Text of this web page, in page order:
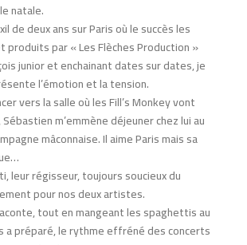
natale.
de deux ans sur Paris où le succès les
par « Les Flèches Production »
junior et enchainant dates sur dates, je
l’émotion et la tension.
vers la salle où les Fill’s Monkey vont
m’emmène déjeuner chez lui au
mâconnaise. Il aime Paris mais sa
leur régisseur, toujours soucieux du
pour nos deux artistes.
tout en mangeant les spaghettis au
a préparé, le rythme effréné des concerts